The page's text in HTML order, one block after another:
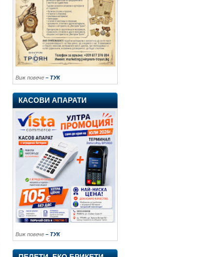
Виж повече – ТУК
КАСОВИ АПАРАТИ
Виж повече – ТУК